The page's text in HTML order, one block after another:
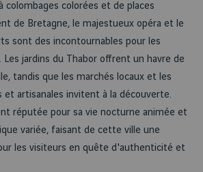
colombages colorées et de places
de Bretagne, le majestueux opéra et le
sont des incontournables pour les
jardins du Thabor offrent un havre de
tandis que les marchés locaux et les
et artisanales invitent à la découverte.
réputée pour sa vie nocturne animée et
variée, faisant de cette ville une
les visiteurs en quête d'authenticité et